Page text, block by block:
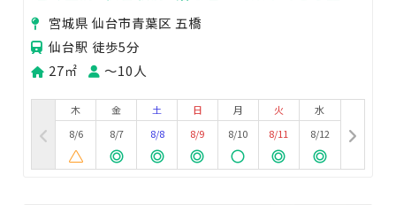
⭐️＜オレンジ会議室🍊＞
宮城県 仙台市青葉区 五橋
仙台駅 徒歩5分
27㎡
〜10人
木
8/6
金
8/7
土
8/8
日
8/9
月
8/10
火
8/11
水
8/12